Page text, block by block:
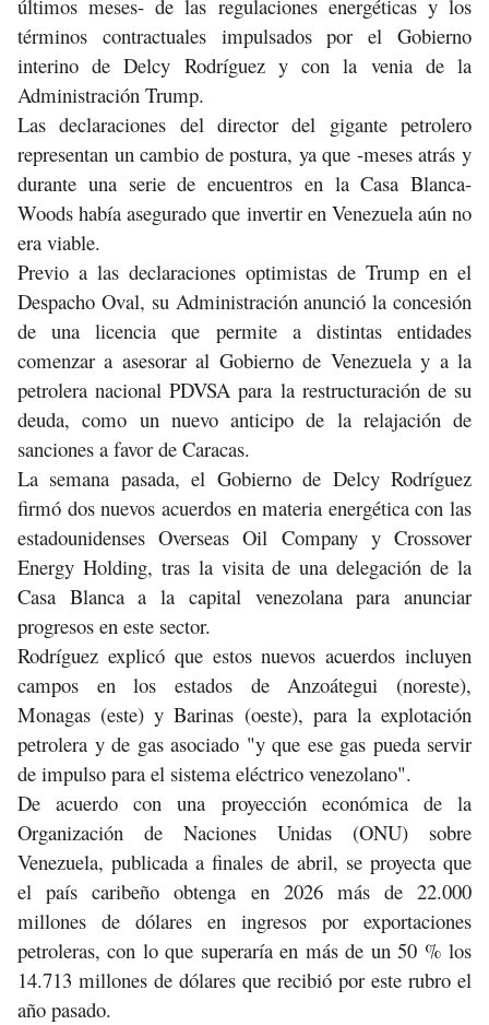
últimos meses- de las regulaciones energéticas y los
términos contractuales impulsados por el Gobierno
interino de Delcy Rodríguez y con la venia de la
Administración Trump.
Las declaraciones del director del gigante petrolero
representan un cambio de postura, ya que -meses atrás y
durante una serie de encuentros en la Casa Blanca-
Woods había asegurado que invertir en Venezuela aún no
era viable.
Previo a las declaraciones optimistas de Trump en el
Despacho Oval, su Administración anunció la concesión
de una licencia que permite a distintas entidades
comenzar a asesorar al Gobierno de Venezuela y a la
petrolera nacional PDVSA para la restructuración de su
deuda, como un nuevo anticipo de la relajación de
sanciones a favor de Caracas.
La semana pasada, el Gobierno de Delcy Rodríguez
firmó dos nuevos acuerdos en materia energética con las
estadounidenses Overseas Oil Company y Crossover
Energy Holding, tras la visita de una delegación de la
Casa Blanca a la capital venezolana para anunciar
progresos en este sector.
Rodríguez explicó que estos nuevos acuerdos incluyen
campos en los estados de Anzoátegui (noreste),
Monagas (este) y Barinas (oeste), para la explotación
petrolera y de gas asociado "y que ese gas pueda servir
de impulso para el sistema eléctrico venezolano".
De acuerdo con una proyección económica de la
Organización de Naciones Unidas (ONU) sobre
Venezuela, publicada a finales de abril, se proyecta que
el país caribeño obtenga en 2026 más de 22.000
millones de dólares en ingresos por exportaciones
petroleras, con lo que superaría en más de un 50 % los
14.713 millones de dólares que recibió por este rubro el
año pasado.